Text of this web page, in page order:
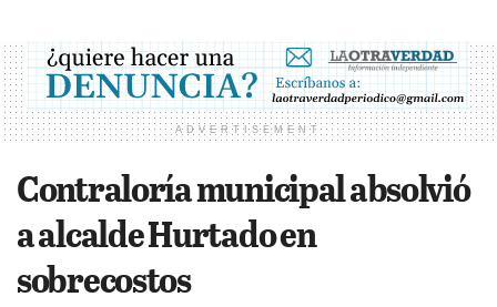
ADVERTISEMENT
Contraloría municipal absolvió
a alcalde Hurtado en
sobrecostos